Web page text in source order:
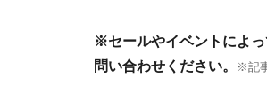
※セールやイベントによ
問い合わせください。
※記